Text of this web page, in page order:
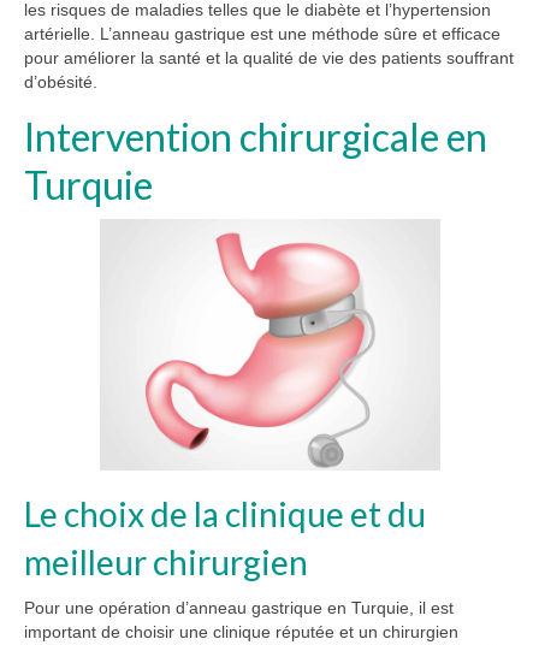
les risques de maladies telles que le diabète et l’hypertension
artérielle. L’anneau gastrique est une méthode sûre et efficace
pour améliorer la santé et la qualité de vie des patients souffrant
d’obésité.
Intervention chirurgicale en
Turquie
Le choix de la clinique et du
meilleur chirurgien
Pour une opération d’anneau gastrique en Turquie, il est
important de choisir une clinique réputée et un chirurgien